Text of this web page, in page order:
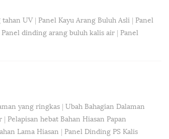
tahan UV| Panel Kayu Arang Buluh Asli | Panel
Panel dinding arang buluh kalis air | Panel
yang ringkas | Ubah Bahagian Dalaman
| Pelapisan hebat Bahan Hiasan Papan
Lama Hiasan | Panel Dinding PS Kalis